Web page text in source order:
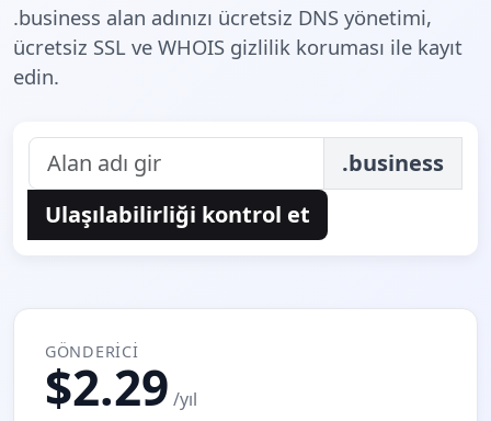
.business alan adınızı ücretsiz DNS yönetimi,
ücretsiz SSL ve WHOIS gizlilik koruması ile kayıt
edin.
.business
Ulaşılabilirliği kontrol et
GÖNDERICI
$2.29 /yıl